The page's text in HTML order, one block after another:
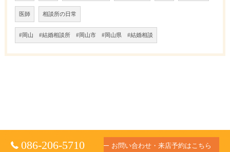
医師 相談所の日常
#岡山 #結婚相談所 #岡山市 #岡山県 #結婚相談
086-206-5710 お問い合わせ・来店予約はこちら